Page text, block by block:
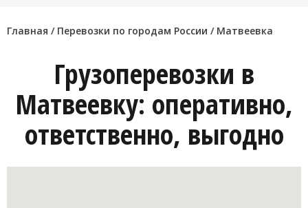
Главная / Перевозки по городам России / Матвеевка
Грузоперевозки в
Матвеевку: оперативно,
ответственно, выгодно